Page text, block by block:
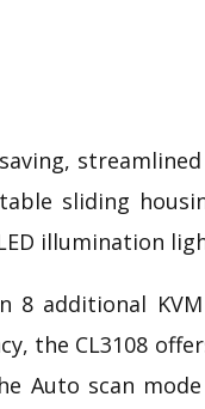
sliding
illumination
additional
the CL3108
Auto scan